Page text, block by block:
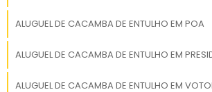
áreas públicas limpas, o serviço
presença de caçambas ajuda
ALUGUEL DE CACAMBA DE ENTULHO EM POA
ALUGUEL DE CACAMBA DE ENTULHO EM
ALUGUEL DE CACAMBA DE ENTULHO EM